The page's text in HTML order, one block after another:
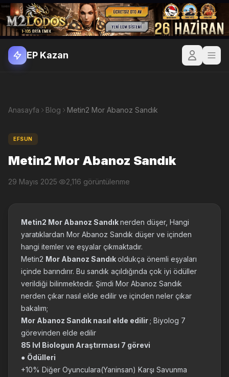
EP Kazan
Anasayfa Blog Metin2 Mor Abanoz Sandık
EFSUN
Metin2 Mor Abanoz Sandık
29 Mayıs 2025· 2,116 görüntülenme
Metin2 Mor Abanoz Sandıknerden düşer, Hangi
yaratıklardan Mor Abanoz Sandık düşer ve içinden
hangi itemler ve eşyalar çıkmaktadır.
Metin2 Mor Abanoz Sandıkoldukça önemli eşyaları
içinde barındırır. Bu sandık açıldığında çok iyi ödüller
verildiği bilinmektedir. Şimdi Mor Abanoz Sandık
nerden çıkar nasıl elde edilir ve içinden neler çıkar
bakalım;
Mor Abanoz Sandık nasıl elde edilir ; Biyolog 7
görevinden elde edilir
85 lvl Biologun Araştırması 7 görevi
● Ödülleri
+10% Diğer Oyunculara(Yarıinsan) Karşı Savunma